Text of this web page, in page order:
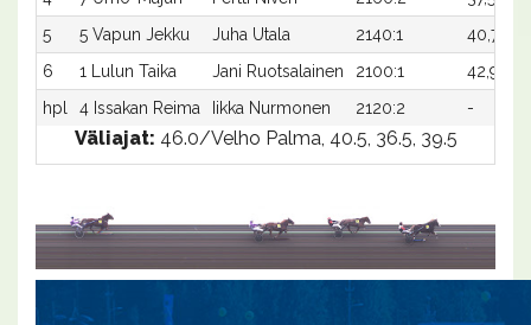
5
5 Vapun Jekku Juha Utala 2140:1 40,7
6
1 Lulun Taika Jani Ruotsalainen 2100:1 42,9x
hpl
4 Issakan Reima Iikka Nurmonen 2120:2 -
Väliajat: 46.0/Velho Palma, 40.5, 36.5, 39.5